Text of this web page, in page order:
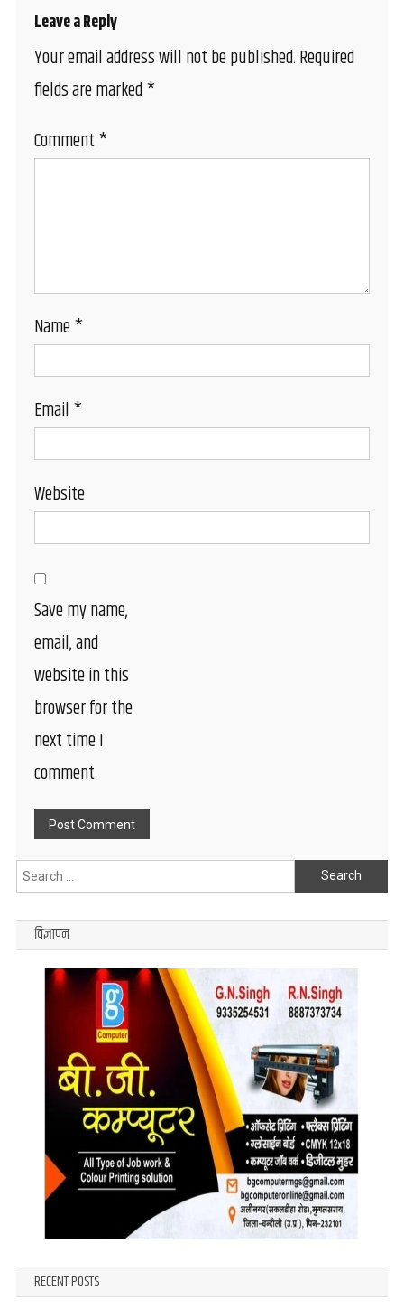
Leave a Reply
Your email address will not be published.Required
fields are marked*
Comment*
Name*
Email*
Website
Save my name,
email, and
website in this
browser for the
next time I
comment.
Search
for:
विज्ञापन
RECENT POSTS